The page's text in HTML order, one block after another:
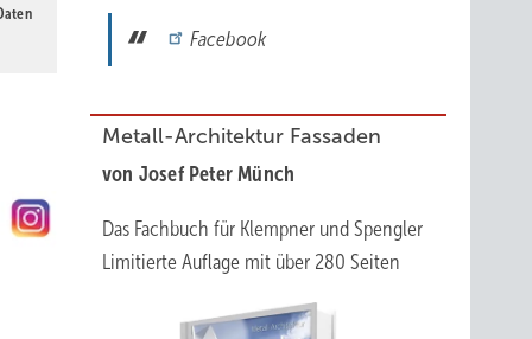
Facebook
Metall-Architektur Fassaden
von Josef Peter Münch
Das Fachbuch für Klempner und Spengler
Limitierte Auflage mit über 280 Seiten